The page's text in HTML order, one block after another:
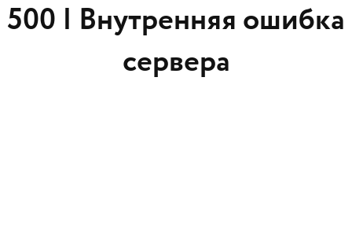
500 | Внутренняя ошибка
сервера